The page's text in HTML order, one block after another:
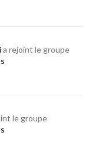
a rejoint le groupe
le groupe